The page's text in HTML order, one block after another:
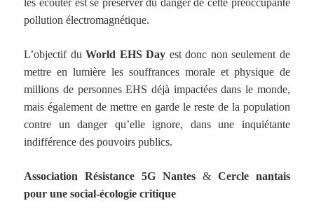
les écouter est se préserver du danger de cette préoccupante
pollution électromagnétique.
L’objectif duWorld EHS Day est donc non seulement de
mettre en lumière les souffrances morale et physique de
millions de personnes EHS déjà impactées dans le monde,
mais également de mettre en garde le reste de la population
contre un danger qu’elle ignore, dans une inquiétante
indifférence des pouvoirs publics.
Association Résistance 5G Nantes & Cercle nantais
pour une social-écologie critique